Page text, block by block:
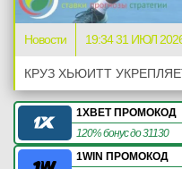
Новости 19:34 31 ИЮЛ
КРУЗ ХЬЮИТТ
1XBET ПРОМОКОД
120% бонус до 31130
1WIN ПРОМОКОД